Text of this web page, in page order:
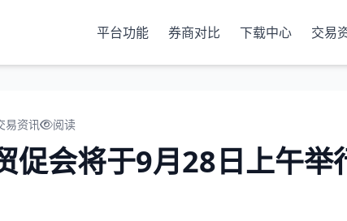
平台功能 券商对比 下载中心 交易
易资讯 阅读
促会将于9月28日上午举